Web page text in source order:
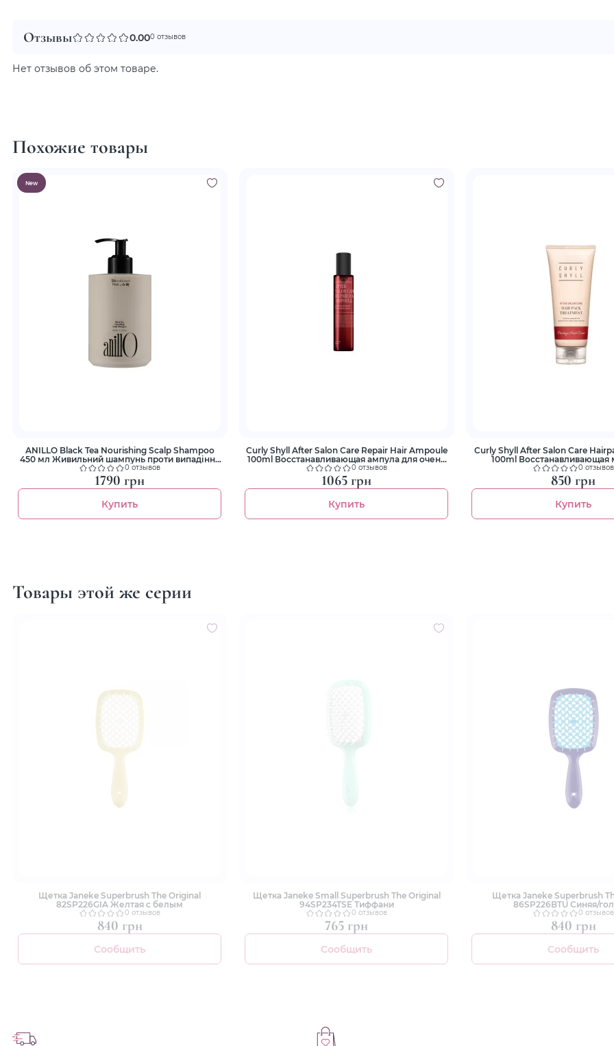
Отзывы 0.000 отзывов
Нет отзывов об этом товаре.
Похожие товары
New
ANILLO Black Tea Nourishing Scalp Shampoo
450 мл Живильний шампунь проти випадіння
волосся0 отзывов
1790 грн
Купить
Curly Shyll After Salon Care Repair Hair Ampoule
100ml Восстанавливающая ампула для очень
поврежденных волос
0 отзывов
1065 грн
Купить
Curly Shyll After Salon Care
100ml Восстанавливающая
поврежденных0 отзывов
850 грн
Купить
Товары этой же серии
Щетка Janeke Superbrush The Original
82SP226GIA Желтая с белым
0 отзывов
840 грн
Сообщить
Щетка Janeke Small Superbrush The Original
94SP234TSE Тиффани
0 отзывов
765 грн
Сообщить
Щетка Janeke Superbrush
86SP226BTU Синяя/
0 отзывов
840 грн
Сообщить